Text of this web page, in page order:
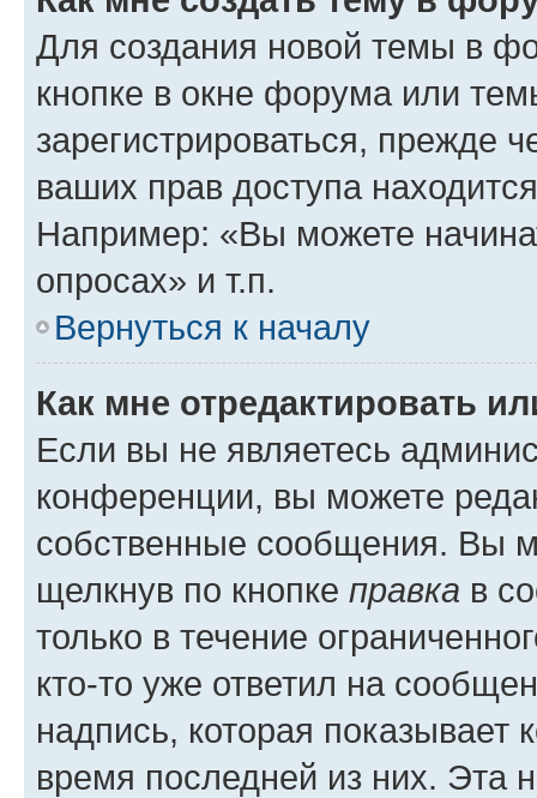
Для создания новой темы в
кнопке в окне форума или
зарегистрироваться, прежде
ваших прав доступа
Например: «Вы можете
опросах» и т.п.
Вернуться к началу
Как мне отредактировать
Если вы не являетесь
конференции, вы можете
собственные сообщения. Вы
щелкнув по кнопке правка в
только в течение
кто-то уже ответил на
надпись, которая показывает
время последней из них. Эта